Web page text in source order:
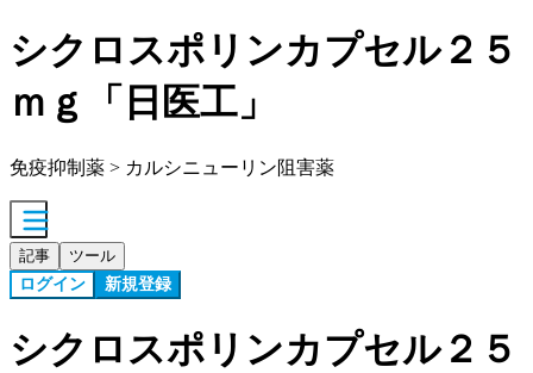
シクロスポリンカプセル２５
ｍｇ「日医工」
免疫抑制薬 > カルシニューリン阻害薬
記事 ツール
ログイン 新規登録
シクロスポリンカプセル２５